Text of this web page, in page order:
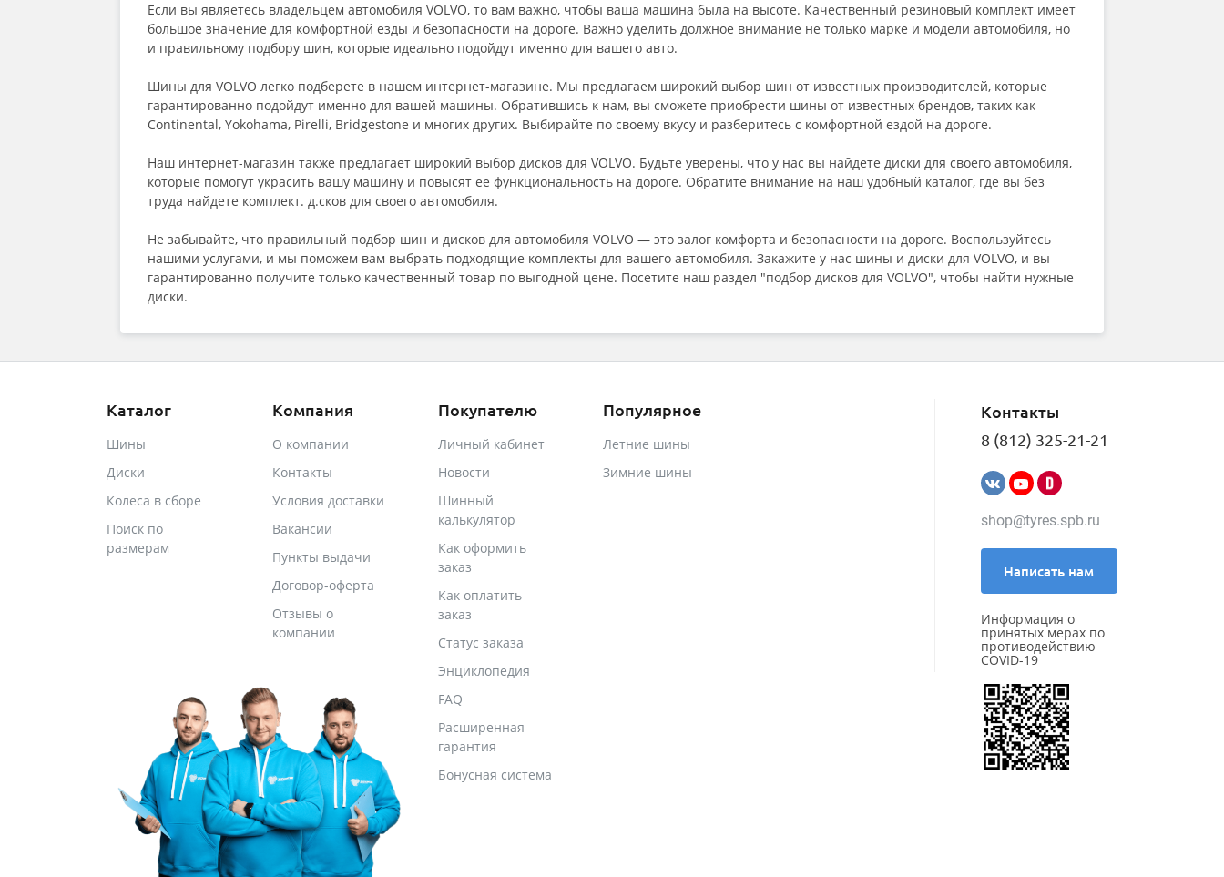
Formula
Fortune
General (by Continental)
Gislaved
Goform
Goodyear
Greentrac
GT Radial
HABILEAD
Hankook
HiLO
Если вы являетесь владельцем автомобиля VOLVO, то вам важно, чтобы ваша машина была на высоте. Качественный резиновый комплект имеет
большое значение для комфортной езды и безопасности на дороге. Важно уделить должное внимание не только марке и модели автомобиля, но
и правильному подбору шин, которые идеально подойдут именно для вашего авто.
Шины для VOLVO легко подберете в нашем интернет-магазине. Мы предлагаем широкий выбор шин от известных производителей, которые
гарантированно подойдут именно для вашей машины. Обратившись к нам, вы сможете приобрести шины от известных брендов, таких как
Continental, Yokohama, Pirelli, Bridgestone и многих других. Выбирайте по своему вкусу и разберитесь с комфортной ездой на дороге.
Наш интернет-магазин также предлагает широкий выбор дисков для VOLVO. Будьте уверены, что у нас вы найдете диски для своего автомобиля,
которые помогут украсить вашу машину и повысят ее функциональность на дороге. Обратите внимание на наш удобный каталог, где вы без
труда найдете комплект. д.сков для своего автомобиля.
Не забывайте, что правильный подбор шин и дисков для автомобиля VOLVO — это залог комфорта и безопасности на дороге. Воспользуйтесь
нашими услугами, и мы поможем вам выбрать подходящие комплекты для вашего автомобиля. Закажите у нас шины и диски для VOLVO, и вы
гарантированно получите только качественный товар по выгодной цене. Посетите наш раздел "подбор дисков для VOLVO", чтобы найти нужные
диски.
Каталог
Шины
Диски
Колеса в сборе
Поиск по
размерам
Компания
О компании
Контакты
Условия доставки
Вакансии
Пункты выдачи
Договор-оферта
Отзывы о
компании
Покупателю
Личный кабинет
Новости
Шинный
калькулятор
Как оформить
заказ
Как оплатить
заказ
Статус заказа
Энциклопедия
FAQ
Расширенная
гарантия
Бонусная система
Популярное
Летние шины
Зимние шины
Контакты
8 (812) 325-21-21
shop@tyres.spb.ru
Написать нам
Информация о
принятых мерах по
противодействию
COVID-19